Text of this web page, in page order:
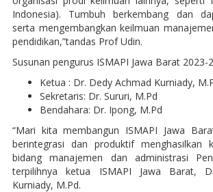
Indonesia). Tumbuh berkembang dan
serta mengembangkan keilmuan
pendidikan,”tandas Prof Udin.
Susunan pengurus ISMAPI Jawa Barat 2023-
Ketua : Dr. Dedy Achmad Kurniady,
Sekretaris: Dr. Sururi, M.Pd
Bendahara: Dr. Ipong, M.Pd
“Mari kita membangun ISMAPI Jawa
berintegrasi dan produktif menghasilkan
bidang manajemen dan administrasi
terpilihnya ketua ISMAPI Jawa Barat,
Kurniady, M.Pd.